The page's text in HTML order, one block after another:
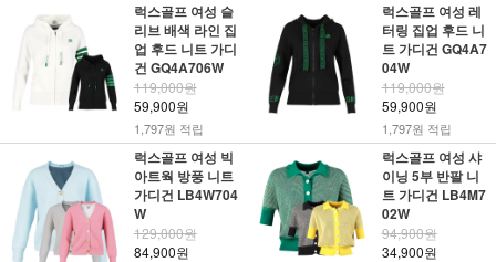
럭스골프 여성 슬
리브 배색 라인 집
업 후드 니트 가디
건 GQ4A706W
119,000원
59,900원
1,797원 적립
럭스골프 여성 레
터링 집업 후드 니
트 가디건 GQ4A7
04W
119,000원
59,900원
1,797원 적립
럭스골프 여성 빅
아트웍 방풍 니트
가디건 LB4W704
W
129,000원
84,900원
럭스골프 여성 샤
이닝 5부 반팔 니
트 가디건 LB4M7
02W
94,900원
34,900원